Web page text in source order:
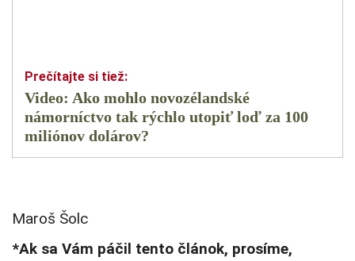
Video: Ako mohlo novozélandské
námorníctvo tak rýchlo utopiť loď za 100
miliónov dolárov?
Maroš Šolc
*Ak sa Vám páčil tento článok, prosíme,